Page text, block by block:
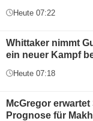
Heute 07:22
Whittaker nimmt
ein neuer Kampf
Heute 07:18
McGregor
Prognose für